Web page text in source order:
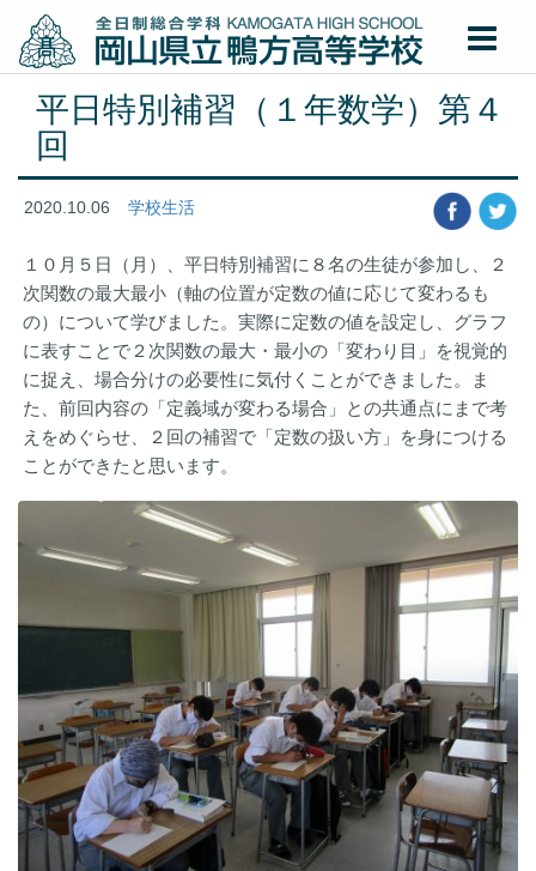
平日特別補習（１年数学）第４
回
2020.10.06 学校生活
１０月５日（月）、平日特別補習に８名の生徒が参加し、２
次関数の最大最小（軸の位置が定数の値に応じて変わるも
の）について学びました。実際に定数の値を設定し、グラフ
に表すことで２次関数の最大・最小の「変わり目」を視覚的
に捉え、場合分けの必要性に気付くことができました。ま
た、前回内容の「定義域が変わる場合」との共通点にまで考
えをめぐらせ、２回の補習で「定数の扱い方」を身につける
ことができたと思います。